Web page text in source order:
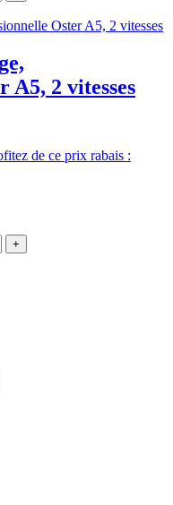
A5, 2 vitesses
de ce prix rabais :
+